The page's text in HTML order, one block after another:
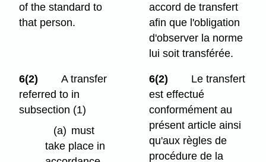
of the standard to
that person.
accord de transfert
afin que l'obligation
d'observer la norme
lui soit transférée.
6(2)
A transfer
referred to in
subsection (1)
(a) must
take place in
6(2)
Le transfert
est effectué
conformément au
présent article ainsi
qu'aux règles de
procédure de la